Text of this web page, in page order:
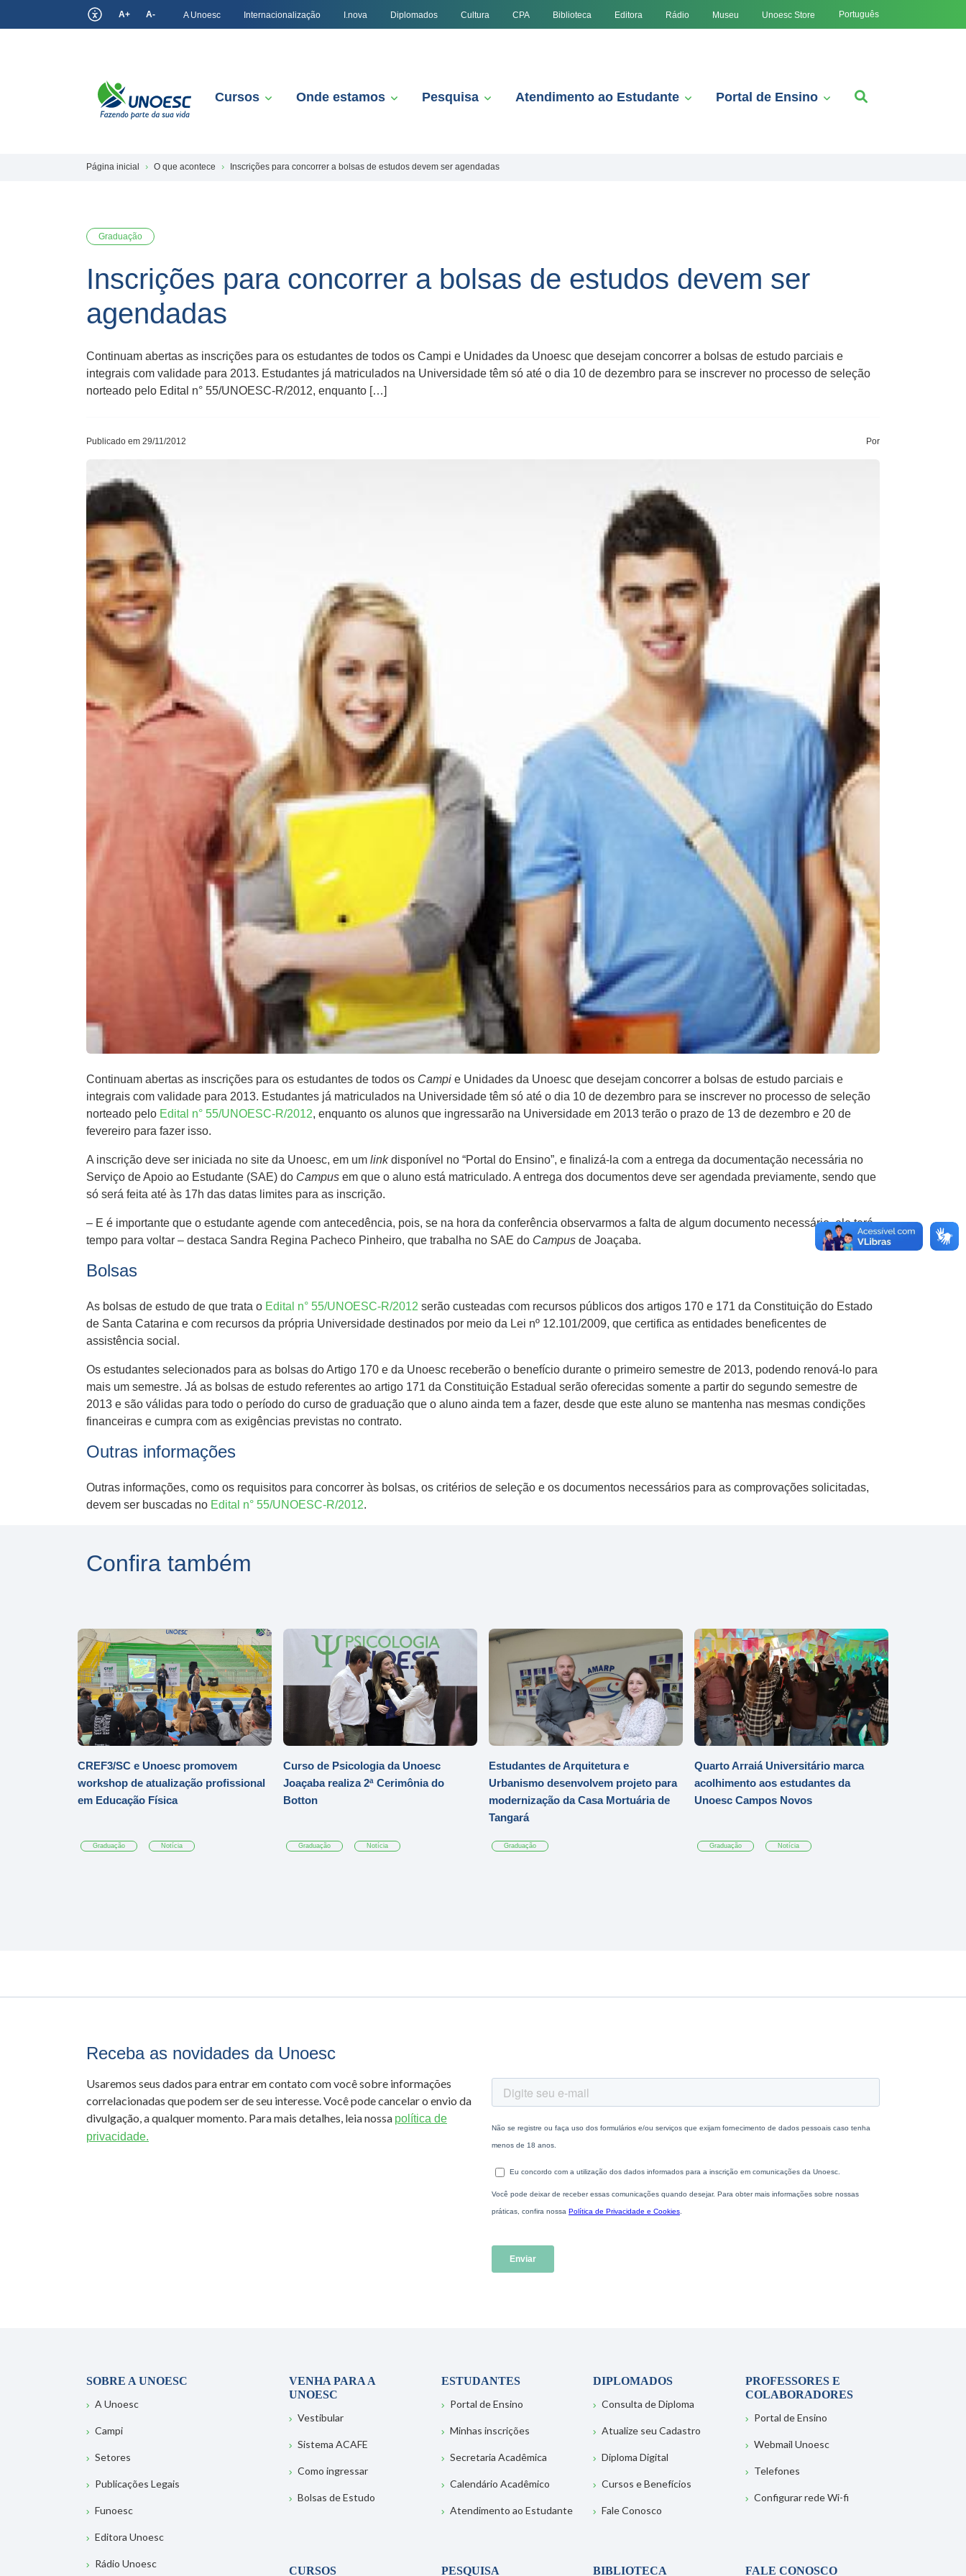
A+ A- A Unoesc Internacionalização I.nova Diplomados Cultura CPA Biblioteca Editora Rádio Museu Unoesc Store Português
Cursos Onde estamos Pesquisa Atendimento ao Estudante Portal de Ensino
Página inicial O que acontece Inscrições para concorrer a bolsas de estudos devem ser agendadas
Graduação
Inscrições para concorrer a bolsas de estudos devem ser
agendadas
Continuam abertas as inscrições para os estudantes de todos os Campi e Unidades da Unoesc que desejam concorrer a bolsas de estudo parciais e
integrais com validade para 2013. Estudantes já matriculados na Universidade têm só até o dia 10 de dezembro para se inscrever no processo de seleção
norteado pelo Edital n° 55/UNOESC-R/2012, enquanto […]
Publicado em 29/11/2012 Por
Continuam abertas as inscrições para os estudantes de todos os Campi e Unidades da Unoesc que desejam concorrer a bolsas de estudo parciais e
integrais com validade para 2013. Estudantes já matriculados na Universidade têm só até o dia 10 de dezembro para se inscrever no processo de seleção
norteado pelo Edital n° 55/UNOESC-R/2012, enquanto os alunos que ingressarão na Universidade em 2013 terão o prazo de 13 de dezembro e 20 de
fevereiro para fazer isso.
A inscrição deve ser iniciada no site da Unoesc, em um linkdisponível no “Portal do Ensino”, e finalizá-la com a entrega da documentação necessária no
Serviço de Apoio ao Estudante (SAE) do Campus em que o aluno está matriculado. A entrega dos documentos deve ser agendada previamente, sendo que
só será feita até às 17h das datas limites para as inscrição.
– E é importante que o estudante agende com antecedência, pois, se na hora da conferência observarmos a falta de algum documento necessário, ele terá
tempo para voltar – destaca Sandra Regina Pacheco Pinheiro, que trabalha no SAE do Campus de Joaçaba.
Bolsas
As bolsas de estudo de que trata o Edital n° 55/UNOESC-R/2012 serão custeadas com recursos públicos dos artigos 170 e 171 da Constituição do Estado
de Santa Catarina e com recursos da própria Universidade destinados por meio da Lei nº 12.101/2009, que certifica as entidades beneficentes de
assistência social.
Os estudantes selecionados para as bolsas do Artigo 170 e da Unoesc receberão o benefício durante o primeiro semestre de 2013, podendo renová-lo para
mais um semestre. Já as bolsas de estudo referentes ao artigo 171 da Constituição Estadual serão oferecidas somente a partir do segundo semestre de
2013 e são válidas para todo o período do curso de graduação que o aluno ainda tem a fazer, desde que este aluno se mantenha nas mesmas condições
financeiras e cumpra com as exigências previstas no contrato.
Outras informações
Outras informações, como os requisitos para concorrer às bolsas, os critérios de seleção e os documentos necessários para as comprovações solicitadas,
devem ser buscadas no Edital n° 55/UNOESC-R/2012.
Confira também
CREF3/SC e Unoesc promovem
workshop de atualização profissional
em Educação Física
Graduação Notícia
Curso de Psicologia da Unoesc
Joaçaba realiza 2ª Cerimônia do
Botton
Graduação Notícia
Estudantes de Arquitetura e
Urbanismo desenvolvem projeto para
modernização da Casa Mortuária de
Tangará
Graduação
Quarto Arraiá Universitário marca
acolhimento aos estudantes da
Unoesc Campos Novos
Graduação Notícia
Receba as novidades da Unoesc
Usaremos seus dados para entrar em contato com você sobre informações
correlacionadas que podem ser de seu interesse. Você pode cancelar o envio da
divulgação, a qualquer momento. Para mais detalhes, leia nossa política de
privacidade.
SOBRE A UNOESC
A Unoesc
Campi
Setores
Publicações Legais
Funoesc
Editora Unoesc
Rádio Unoesc
VENHA PARA A
UNOESC
Vestibular
Sistema ACAFE
Como ingressar
Bolsas de Estudo
ESTUDANTES
Portal de Ensino
Minhas inscrições
Secretaria Acadêmica
Calendário Acadêmico
Atendimento ao Estudante
DIPLOMADOS
Consulta de Diploma
Atualize seu Cadastro
Diploma Digital
Cursos e Benefícios
Fale Conosco
PROFESSORES E
COLABORADORES
Portal de Ensino
Webmail Unoesc
Telefones
Configurar rede Wi-fi
CURSOS PESQUISA BIBLIOTECA FALE CONOSCO